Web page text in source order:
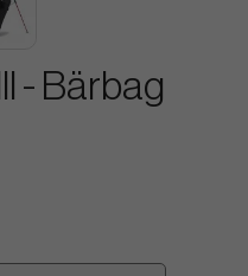
- Bärbag